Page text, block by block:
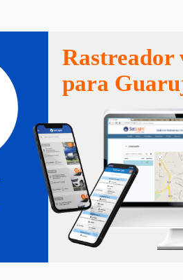
Rastreador
para